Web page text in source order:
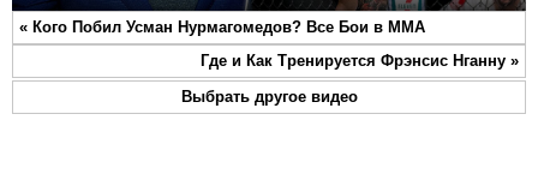
Play Mute Settings
« Кого Побил Усман Нурмагомедов? Все Бои в ММА
Где и Как Тренируется Фрэнсис Нганну »
Выбрать другое видео